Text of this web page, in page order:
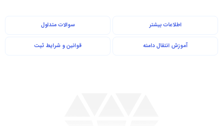
اطلاعات بیشتر سوالات متداول
آموزش انتقال دامنه قوانین و شرایط ثبت